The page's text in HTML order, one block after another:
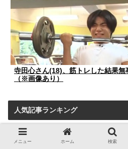
寺田心さん(18)、筋トレした結果無
（※画像あり）
人気記事ランキング
メニュー ホーム 検索